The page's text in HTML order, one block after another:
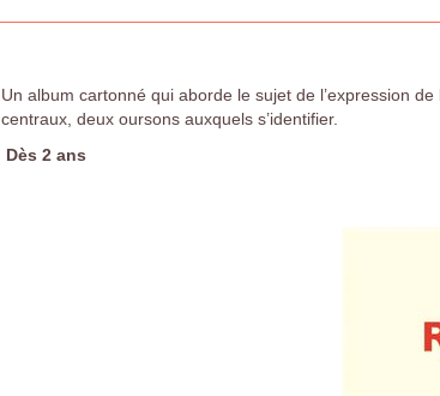
Un album cartonné qui aborde le sujet de l’expression
centraux, deux oursons auxquels s’identifier.
Dès 2 ans